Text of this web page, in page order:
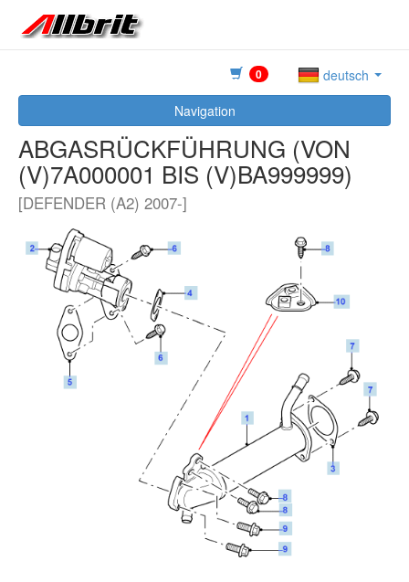
0
deutsch
Navigation
ABGASRÜCKFÜHRUNG (VON
(V)7A000001 BIS (V)BA999999)
[DEFENDER (A2) 2007-]